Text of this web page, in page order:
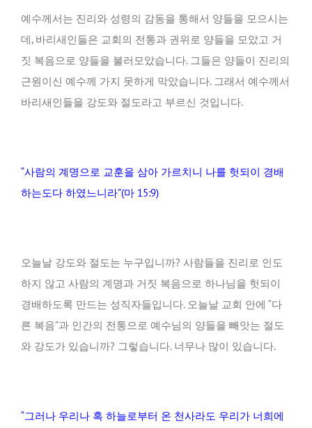
예수께서는 진리와 성령의 감동을 통해서 양들을 모으시는
데, 바리새인들은 교회의 전통과 권위로 양들을 모았고 거
짓 복음으로 양들을 불러모았습니다. 그들은 양들이 진리의
근원이신 예수께 가지 못하게 막았습니다. 그래서 예수께서
바리새인들을 강도와 절도라고 부르신 것입니다.
“사람의 계명으로 교훈을 삼아 가르치니 나를 헛되이 경배
하는도다 하였느니라”(마 15:9)
오늘날 강도와 절도는 누구입니까? 사람들을 진리로 인도
하지 않고 사람의 계명과 거짓 복음으로 하나님을 헛되이
경배하도록 만드는 성직자들입니다. 오늘날 교회 안에 “다
른 복음”과 인간의 전통으로 예수님의 양들을 빼앗는 절도
와 강도가 있습니까? 그렇습니다. 너무나 많이 있습니다.
“그러나 우리나 혹 하늘로부터 온 천사라도 우리가 너희에